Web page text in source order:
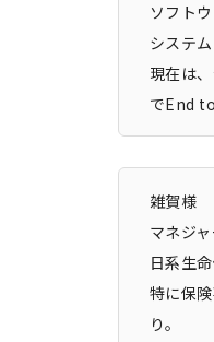
ソフト
システ
現在は
でEnd
雑賀様
マネジャ
日系生
特に保
り。